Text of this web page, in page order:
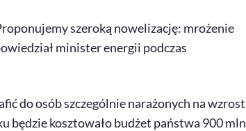
szeroką nowelizację: mrożenie
minister energii podczas
do osób szczególnie narażonych na wzrost
będzie kosztowało budżet państwa 900 mln